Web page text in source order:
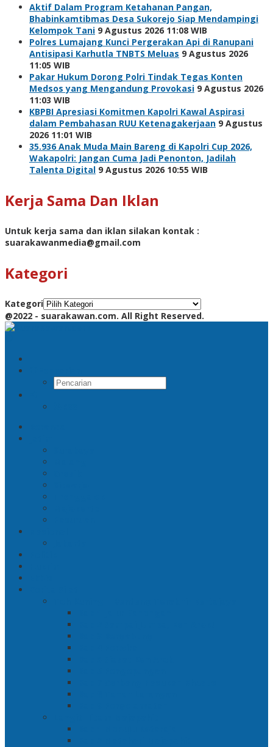
Aktif Dalam Program Ketahanan Pangan,
Bhabinkamtibmas Desa Sukorejo Siap Mendampingi
Kelompok Tani 9 Agustus 2026 11:08 WIB
Polres Lumajang Kunci Pergerakan Api di Ranupani
Antisipasi Karhutla TNBTS Meluas 9 Agustus 2026
11:05 WIB
Pakar Hukum Dorong Polri Tindak Tegas Konten
Medsos yang Mengandung Provokasi 9 Agustus 2026
11:03 WIB
KBPBI Apresiasi Komitmen Kapolri Kawal Aspirasi
dalam Pembahasan RUU Ketenagakerjaan 9 Agustus
2026 11:01 WIB
35.936 Anak Muda Main Bareng di Kapolri Cup 2026,
Wakapolri: Jangan Cuma Jadi Penonton, Jadilah
Talenta Digital 9 Agustus 2026 10:55 WIB
Kerja Sama Dan Iklan
Untuk kerja sama dan iklan silakan kontak :
suarakawanmedia@gmail.com
Kategori
Kategori
@2022 - suarakawan.com. All Right Reserved.